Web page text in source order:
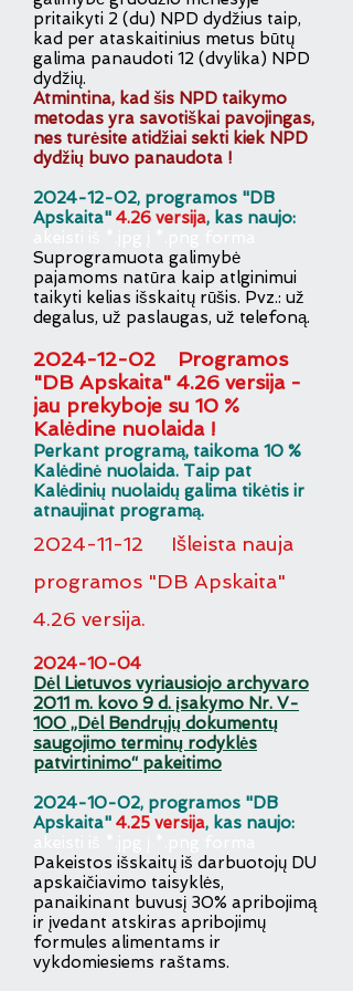
pritaikyti 2 (du) NPD dydžius taip,
kad per ataskaitinius metus būtų
galima panaudoti 12 (dvylika) NPD
dydžių.
Atmintina, kad šis NPD taikymo
metodas yra savotiškai pavojingas,
nes turėsite atidžiai sekti kiek NPD
dydžių buvo panaudota !
2024-12-02, programos "DB
Apskaita" 4.26 versija, kas naujo:
Suprogramuota galimybė
pajamoms natūra kaip atlginimui
taikyti kelias išskaitų rūšis. Pvz.: už
degalus, už paslaugas, už telefoną.
2024-12-02 Programos
"DB Apskaita" 4.26 versija -
jau prekyboje su 10 %
Kalėdine nuolaida !
Perkant programą, taikoma 10 %
Kalėdinė nuolaida. Taip pat
Kalėdinių nuolaidų galima tikėtis ir
atnaujinat programą.
2024-11-12 Išleista nauja
programos "DB Apskaita"
4.26 versija.
2024-10-04
Dėl Lietuvos vyriausiojo archyvaro
2011 m. kovo 9 d. įsakymo Nr. V-
100 „Dėl Bendrųjų dokumentų
saugojimo terminų rodyklės
patvirtinimo“ pakeitimo
2024-10-02, programos "DB
Apskaita" 4.25 versija, kas naujo:
Pakeistos išskaitų iš darbuotojų DU
apskaičiavimo taisyklės,
panaikinant buvusį 30% apribojimą
ir įvedant atskiras apribojimų
formules alimentams ir
vykdomiesiems raštams.